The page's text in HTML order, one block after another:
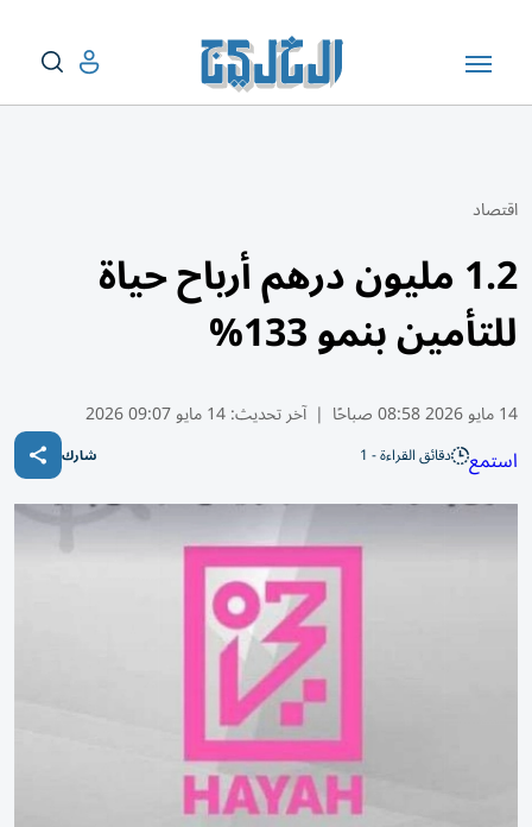
اقتصاد
1.2 مليون درهم أرباح حياة
للتأمين بنمو 133%
14 مايو 2026 08:58 صباحًا | آخر تحديث:14 مايو 09:07 2026
استمع دقائق القراءة - 1 شارك